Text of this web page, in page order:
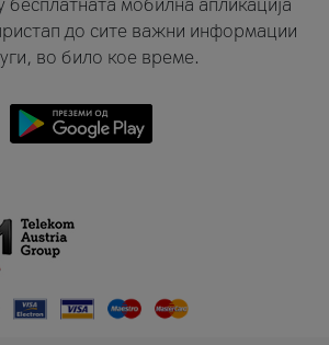
бесплатната мобилна апликација
до сите важни информации
во било кое време.